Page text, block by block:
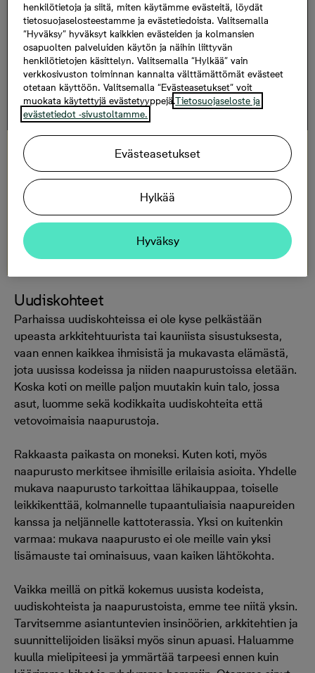
Videon katsominen edellyttää kolmannen
osapuolen palveluiden evästeiden
hyväksymistä.
Kotimatkalla kanssasi
Haluamme tehdä asuntokaupasta sinulle
mahdollisimman mukavan ja vaivattoman kokemuksen.
Kuljemme kanssasi koko matkan aina suunnittelusta
muuttoon ja asumiseen saakka.
Uudiskohteet
Parhaissa uudiskohteissa ei ole kyse pelkästään
upeasta arkkitehtuurista tai kauniista sisustuksesta,
vaan ennen kaikkea ihmisistä ja mukavasta elämästä,
jota uusissa kodeissa ja niiden naapurustoissa eletään.
Koska koti on meille paljon muutakin kuin talo, jossa
asut, luomme sekä kodikkaita uudiskohteita että
vetovoimaisia naapurustoja.
Rakkaasta paikasta on moneksi. Kuten koti, myös
naapurusto merkitsee ihmisille erilaisia asioita. Yhdelle
mukava naapurusto tarkoittaa lähikauppaa, toiselle
leikkikenttää, kolmannelle tupaantuliaisia naapureiden
kanssa ja neljännelle kattoterassia. Yksi on kuitenkin
varmaa: mukava naapurusto ei ole meille vain yksi
lisämauste tai ominaisuus, vaan kaiken lähtökohta.
Vaikka meillä on pitkä kokemus uusista kodeista,
uudiskohteista ja naapurustoista, emme tee niitä yksin.
Tarvitsemme asiantuntevien insinöörien, arkkitehtien ja
suunnittelijoiden lisäksi myös sinun apuasi. Haluamme
kuulla mielipiteesi ja ymmärtää tarpeesi ennen kuin
henkilötietoja ja siitä, miten käytämme evästeitä, löydät
tietosuojaselosteestamme ja evästetiedoista. Valitsemalla
“Hyväksy” hyväksyt kaikkien evästeiden ja kolmansien
osapuolten palveluiden käytön ja näihin liittyvän
henkilötietojen käsittelyn. Valitsemalla “Hylkää” vain
verkkosivuston toiminnan kannalta välttämättömät evästeet
otetaan käyttöön. Valitsemalla “Evästeasetukset” voit
muokata käytettyjä evästetyyppejä.Tietosuojaseloste ja
evästetiedot -sivustoltamme.
Evästeasetukset
Hylkää
Hyväksy